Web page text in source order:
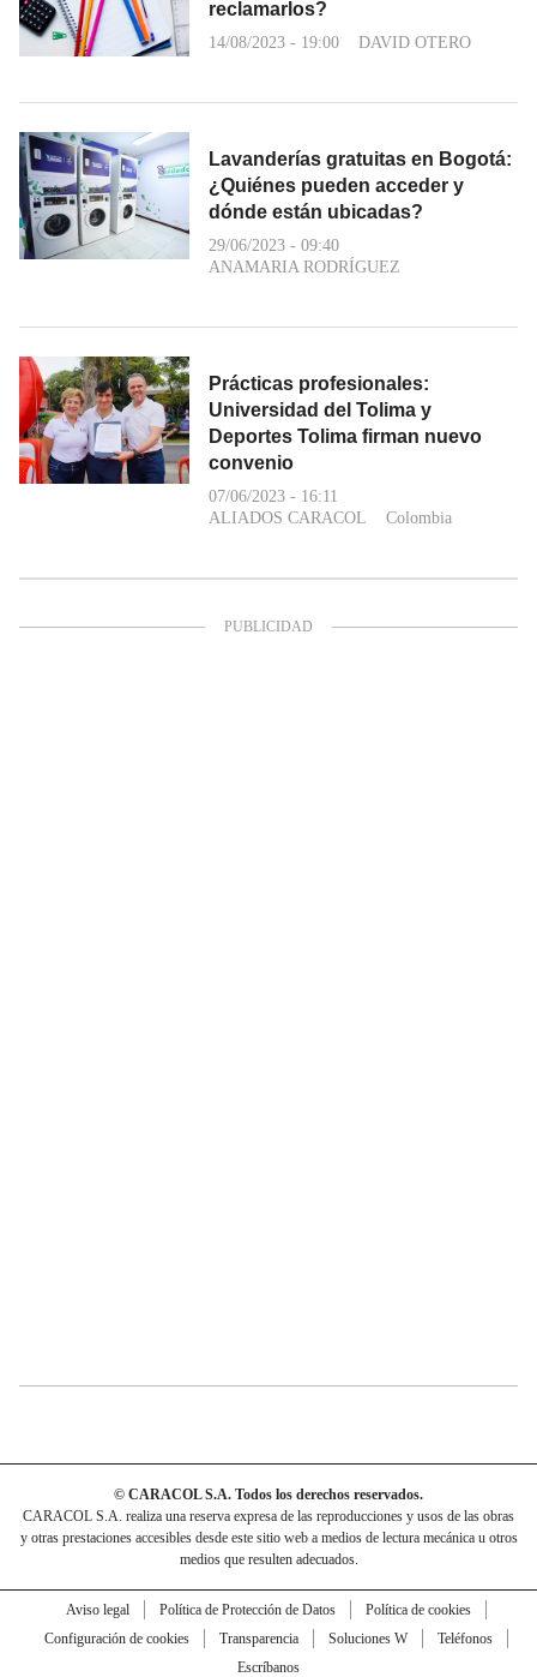
reclamarlos?
14/08/2023 - 19:00 DAVID OTERO
Lavanderías gratuitas en Bogotá:
¿Quiénes pueden acceder y
dónde están ubicadas?
29/06/2023 - 09:40
ANAMARIA RODRÍGUEZ
Prácticas profesionales:
Universidad del Tolima y
Deportes Tolima firman nuevo
convenio
07/06/2023 - 16:11
ALIADOS CARACOL
Colombia
© CARACOL S.A. Todos los derechos reservados.
CARACOL S.A. realiza una reserva expresa de las reproducciones y usos de las obras
y otras prestaciones accesibles desde este sitio web a medios de lectura mecánica u otros
medios que resulten adecuados.
Aviso legal Política de Protección de Datos
Política de cookies
Configuración de cookies
Transparencia Soluciones W
Teléfonos
Escríbanos